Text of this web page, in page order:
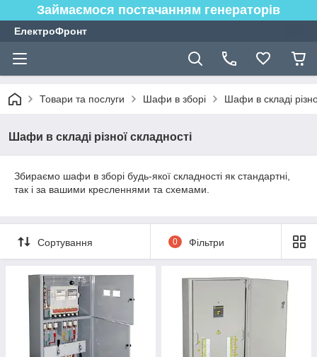
Займаємося постачанням генераторів
ЕлектроФронт
Товари та послуги Шафи в зборі Шафи в складі
Шафи в складі різної складності
Збираємо шафи в зборі будь-якої складності як стандартні,
так і за вашими кресленнями та схемами.
Сортування 0 Фільтри